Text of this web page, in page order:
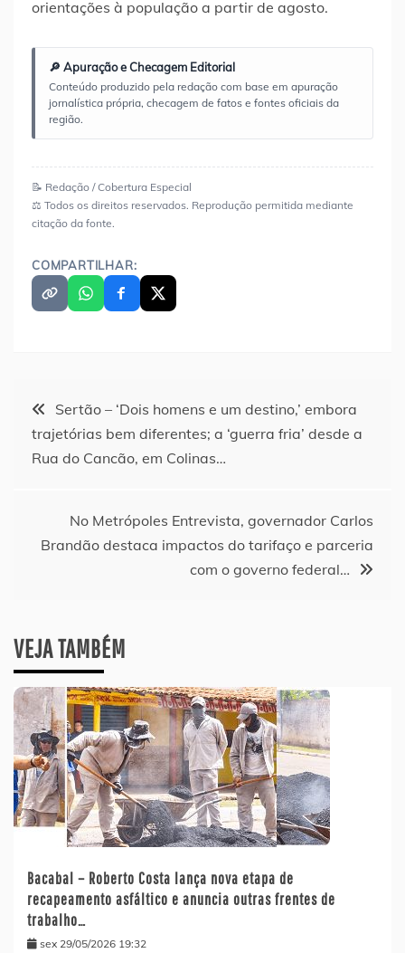
orientações à população a partir de agosto.
🔎 Apuração e Checagem Editorial
Conteúdo produzido pela redação com base em apuração
jornalística própria, checagem de fatos e fontes oficiais da
região.
📝 Redação / Cobertura Especial
⚖️ Todos os direitos reservados. Reprodução permitida mediante
citação da fonte.
COMPARTILHAR:
Navegação
de
Sertão – ‘Dois homens e um destino,’ embora
trajetórias bem diferentes; a ‘guerra fria’ desde a
Rua do Cancão, em Colinas…
No Metrópoles Entrevista, governador Carlos
Brandão destaca impactos do tarifaço e parceria
com o governo federal…
VEJA TAMBÉM
Bacabal – Roberto Costa lança nova etapa de
recapeamento asfáltico e anuncia outras frentes de
trabalho…
sex 29/05/2026 19:32